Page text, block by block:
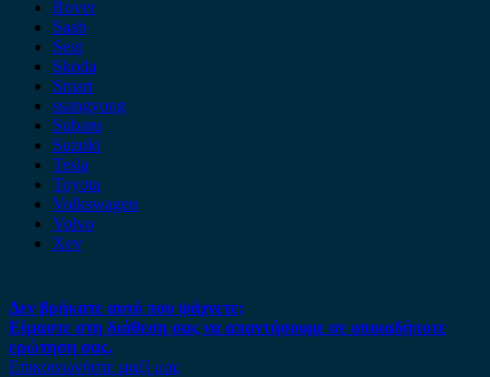
Rover
Saab
Seat
Skoda
Smart
ssangyong
Subaru
Suzuki
Tesla
Toyota
Volkswagen
Volvo
Xev
Δεν βρήκατε αυτό που ψάχνετε;
Είμαστε στη διάθεση σας να απαντήσουμε σε οποιαδήποτε
ερώτηση σας.
Επικοινωνήστε μαζί μας